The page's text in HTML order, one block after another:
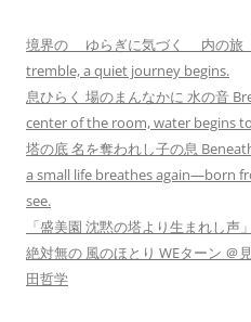
境界の ゆらぎに気づく 内の旅
tremble, a quiet journey begins.
息ひらく 場のまんなかに 水の音
center of the room, water begins
塔の底 名を奪われし子の息
a small life breathes again—born
see.
「盛美園 沈黙の塔より生まれし声
絶対無の 風のほとり WEターン ＠
田哲学